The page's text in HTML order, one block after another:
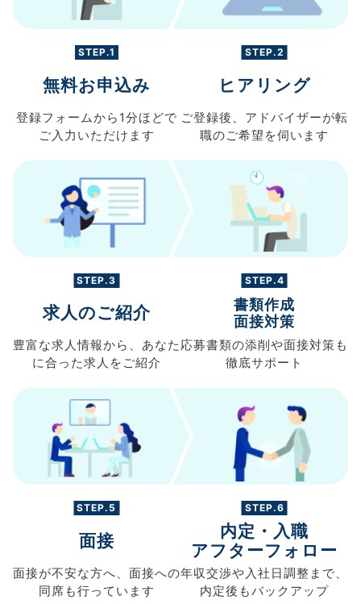
STEP.1
無料お申込み
登録フォームから 1分ほどで
ご入力 いただけます
STEP.2
ヒアリング
ご登録後、 アドバイザーが転
職のご希望を伺います
STEP.3
求人のご紹介
豊富な求人情報から、 あなた
に合った求人を ご紹介
STEP.4
書類作成
面接対策
応募書類の添削や面接対策も
徹底サポート
STEP.5
面接
面接が不安な方へ、 面接への
同席も行っています
STEP.6
内定・入職
アフターフォロー
年収交渉や入社日調整まで、
内定後もバックアップ